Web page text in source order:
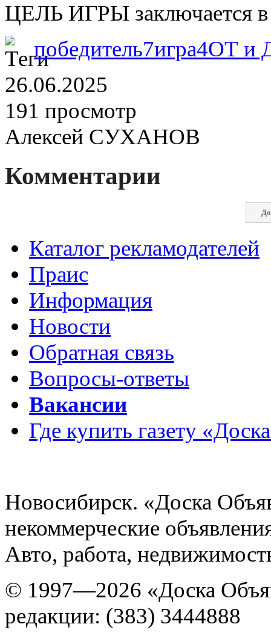
ЦЕЛЬ ИГРЫ заключается в
победитель7игра4ОТ и
26.06.2025
191 просмотр
Алексей СУХАНОВ
Комментарии
Каталог рекламодателей
Праис
Информация
Новости
Обратная связь
Вопросы-ответы
Вакансии
Где купить газету
Новосибирск. «Доска
некоммерческие
Авто, работа,
© 1997—2026 «Доска
редакции: (383) 3444888